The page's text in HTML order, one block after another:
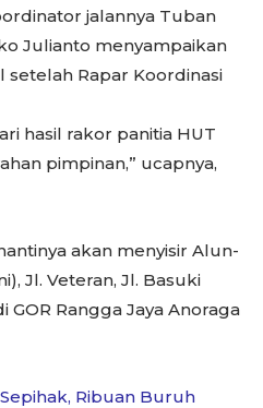
jalannya Tuban
Julianto menyampaikan
Rapar Koordinasi
hasil rakor panitia HUT
pimpinan,” ucapnya,
akan menyisir Alun-
Jl. Veteran, Jl. Basuki
GOR Rangga Jaya Anoraga
Ribuan Buruh